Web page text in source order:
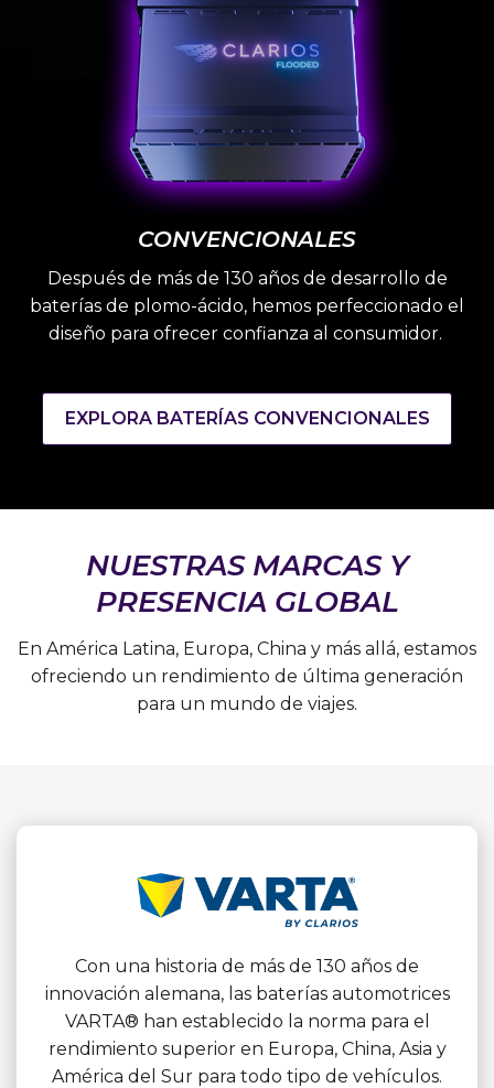
CONVENCIONALES
Después de más de 130 años de desarrollo de
baterías de plomo-ácido, hemos perfeccionado el
diseño para ofrecer confianza al consumidor.
EXPLORA BATERÍAS CONVENCIONALES
NUESTRAS MARCAS Y
PRESENCIA GLOBAL
En América Latina, Europa, China y más allá, estamos
ofreciendo un rendimiento de última generación
para un mundo de viajes.
Con una historia de más de 130 años de
innovación alemana, las baterías automotrices
VARTA® han establecido la norma para el
rendimiento superior en Europa, China, Asia y
América del Sur para todo tipo de vehículos.